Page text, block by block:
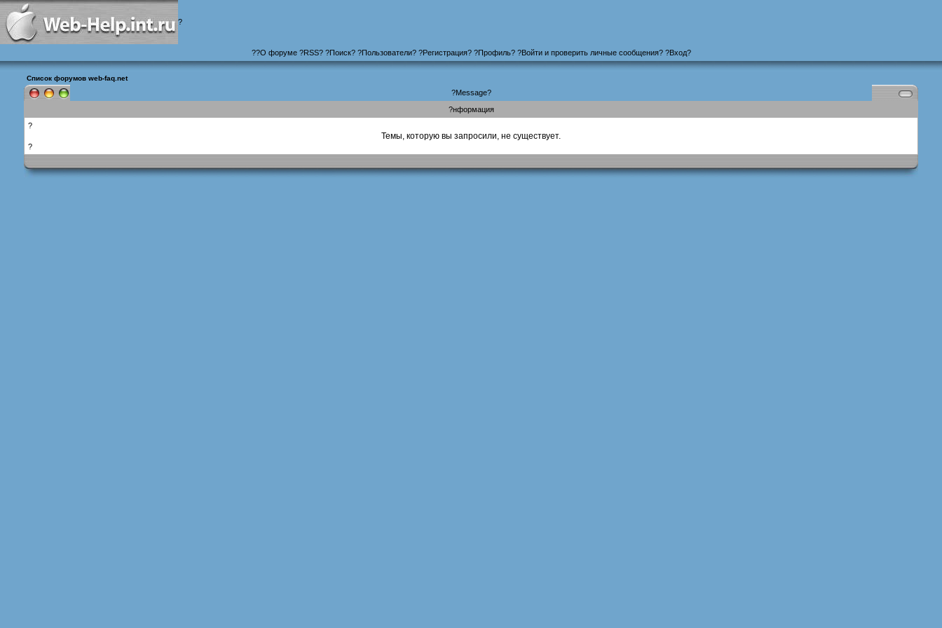
?
??О форуме?RSS? ?Поиск? ?Пользователи? ?Регистрация? ?Профиль? ?Войти и проверить личные сообщения? ?Вход?
Список форумов web-faq.net
?Message?
?нформация
?
Темы, которую вы запросили, не существует.
?